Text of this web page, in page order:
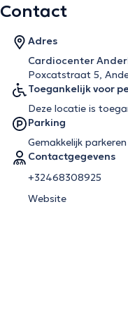
Contact
Adres
Cardiocenter
Poxcatstraat 5,
Toegankelijk voor
Deze locatie is
Parking
Gemakkelijk parkeren
Contactgegevens
+32468308925
Website